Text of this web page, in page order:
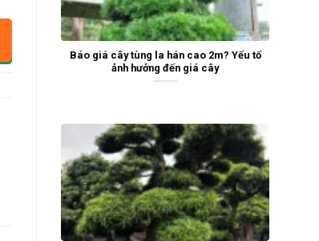
Báo giá cây tùng la hán cao 2m? Yếu tố
ảnh hưởng đến giá cây